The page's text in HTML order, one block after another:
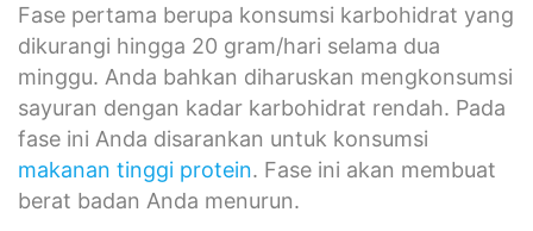
Fase pertama berupa konsumsi karbohidrat yang
dikurangi hingga 20 gram/hari selama dua
minggu. Anda bahkan diharuskan mengkonsumsi
sayuran dengan kadar karbohidrat rendah. Pada
fase ini Anda disarankan untuk konsumsi
makanan tinggi protein. Fase ini akan membuat
berat badan Anda menurun.